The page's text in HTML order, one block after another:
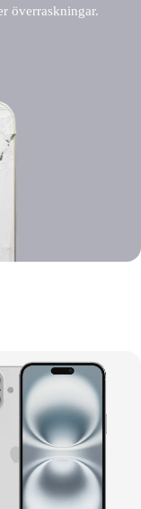
överraskningar.